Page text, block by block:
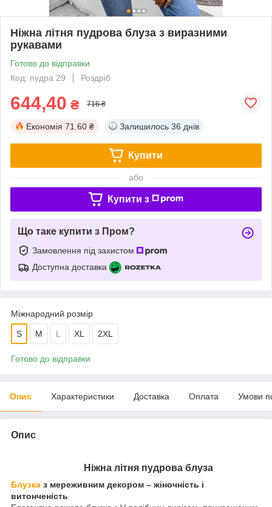
Ніжна літня пудрова блуза з виразними
рукавами
Готово до відправки
Код: пудра 29
Роздріб
644,40 ₴ 716 ₴
Економія 71.60 ₴ Залишилось 36 днів
Купити
або
Купити з
Що таке купити з Пром?
Замовлення під захистом
Доступна доставка
Міжнародний розмір
S M L XL 2XL
Готово до відправки
Опис Характеристики Доставка Оплата Умови
Опис
Ніжна літня пудрова блуза
Блузка з мереживним декором – жіночність і
витонченість